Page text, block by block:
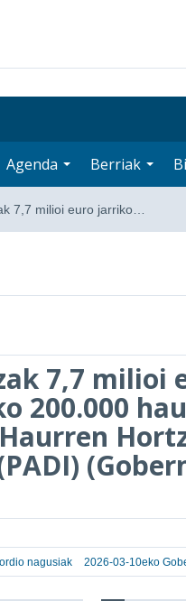
Agenda Berriak
7,7 milioi euro jarriko…
7,7
200.000
nagusiak 2026-03-10eko